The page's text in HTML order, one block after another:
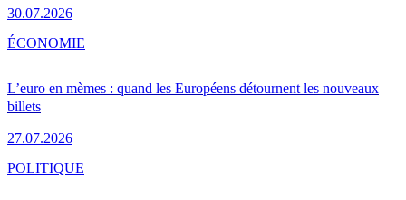
30.07.2026
L’euro en mèmes : quand les Européens détournent les nouveaux
billets
27.07.2026
ÉCONOMIE
POLITIQUE